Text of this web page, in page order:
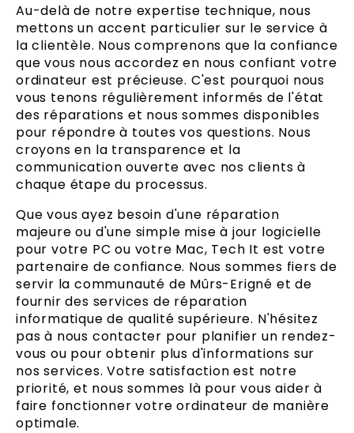
Au-delà de notre expertise technique, nous
mettons un accent particulier sur le service à
la clientèle. Nous comprenons que la confiance
que vous nous accordez en nous confiant votre
ordinateur est précieuse. C'est pourquoi nous
vous tenons régulièrement informés de l'état
des réparations et nous sommes disponibles
pour répondre à toutes vos questions. Nous
croyons en la transparence et la
communication ouverte avec nos clients à
chaque étape du processus.
Que vous ayez besoin d'une réparation
majeure ou d'une simple mise à jour logicielle
pour votre PC ou votre Mac, Tech It est votre
partenaire de confiance. Nous sommes fiers de
servir la communauté de Mûrs-Erigné et de
fournir des services de réparation
informatique de qualité supérieure. N'hésitez
pas à nous contacter pour planifier un rendez-
vous ou pour obtenir plus d'informations sur
nos services. Votre satisfaction est notre
priorité, et nous sommes là pour vous aider à
faire fonctionner votre ordinateur de manière
optimale.